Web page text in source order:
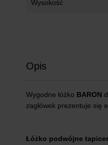
Wysokość
Opis
Wygodne łóżko BARON
zagłówek prezentuje się
Łóżko podwójne